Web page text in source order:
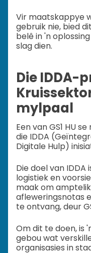
Vir maatskappye
gebruik nie, bied
belê in 'n
slag dien.
Die IDDA-
mylpaal
Een van GS1 HU
die IDDA
Digitale Hulp)
Die doel van IDDA
logistiek en
maak om
afleweringsnotas
te ontvang, deur
Om dit te doen, is
gebou wat
organisasies in